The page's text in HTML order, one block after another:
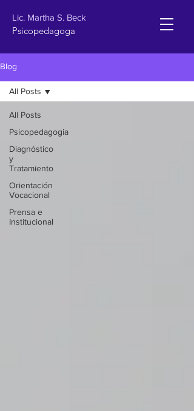
Lic. Martha S. Beck
Psicopedagoga
Blog
All Posts
Psicopedagogia
Diagnóstico
y
Tratamiento
Orientación
Vocacional
Prensa e
Institucional
All Posts